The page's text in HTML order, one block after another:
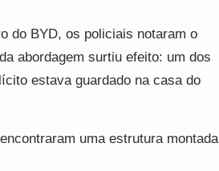
do BYD, os policiais notaram o
abordagem surtiu efeito: um dos
estava guardado na casa do
uma estrutura montada